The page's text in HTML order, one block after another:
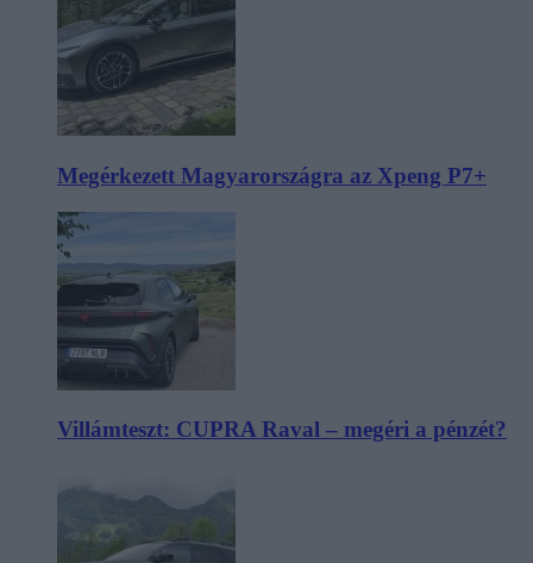
Megérkezett Magyarországra az Xpeng P7+
Villámteszt: CUPRA Raval – megéri a pénzét?